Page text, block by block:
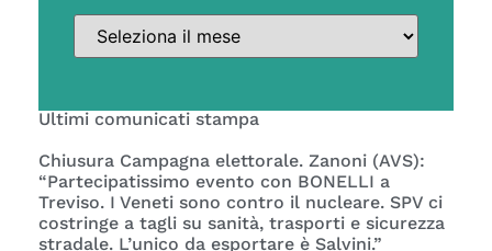
Ultimi comunicati stampa
Chiusura Campagna elettorale. Zanoni (AVS):
“Partecipatissimo evento con BONELLI a
Treviso. I Veneti sono contro il nucleare. SPV ci
costringe a tagli su sanità, trasporti e sicurezza
stradale. L’unico da esportare è Salvini.”